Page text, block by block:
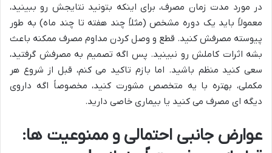
در مورد مدت زمان مصرف، برای اینکه بتونید نتایجش رو ببینید،
معمولاً باید یک دوره مشخص (مثلاً چند هفته تا چند ماه) به طور
پیوسته مصرفش کنید. قطع و وصل کردن مداوم مصرف ممکنه باعث
بشه اثرات کاملش رو نبینید. پس اگه تصمیم به مصرفش گرفتید،
سعی کنید منظم باشید. اما بازم تاکید می کنم، قبل از شروع هر
مکملی، بهتره با یه متخصص مشورت کنید، مخصوصاً اگه داروی
دیگه ای مصرف می کنید یا بیماری خاصی دارید.
عوارض جانبی احتمالی و ممنوعیت ها: